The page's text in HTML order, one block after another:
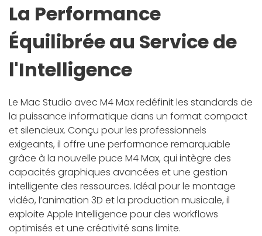
La Performance
Équilibrée au Service de
l'Intelligence
Le Mac Studio avec M4 Max redéfinit les standards de
la puissance informatique dans un format compact
et silencieux. Conçu pour les professionnels
exigeants, il offre une performance remarquable
grâce à la nouvelle puce M4 Max, qui intègre des
capacités graphiques avancées et une gestion
intelligente des ressources. Idéal pour le montage
vidéo, l’animation 3D et la production musicale, il
exploite Apple Intelligence pour des workflows
optimisés et une créativité sans limite.